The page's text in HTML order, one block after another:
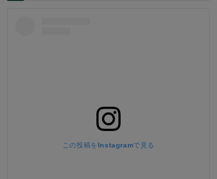
この投稿をInstagramで見る